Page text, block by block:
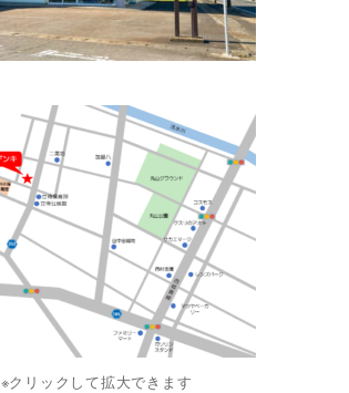
※クリックして拡大できます